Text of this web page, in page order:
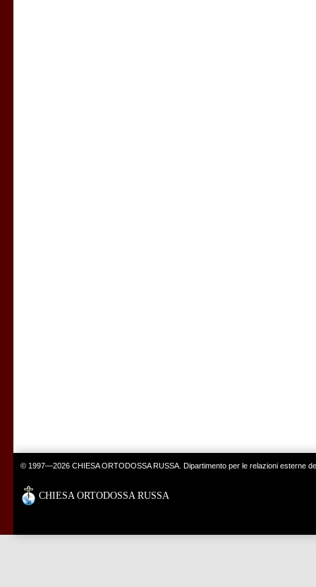
© 1997—2026 CHIESA ORTODOSSA RUSSA. Dipartimento per le relazioni esterne
CHIESA ORTODOSSA RUSSA